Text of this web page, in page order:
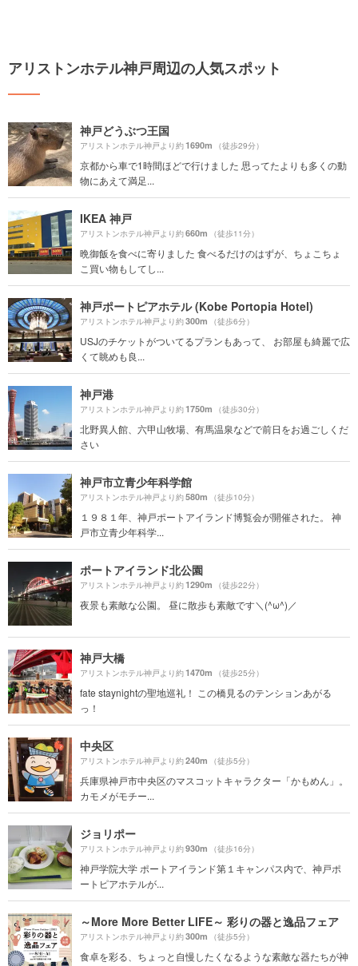
アリストンホテル神戸周辺の人気スポット
神戸どうぶつ王国
アリストンホテル神戸より約1690m （徒歩29分）
京都から車で1時間ほどで行けました 思ってたよりも多くの動
物にあえて満足...
IKEA 神戸
アリストンホテル神戸より約660m （徒歩11分）
晩御飯を食べに寄りました 食べるだけのはずが、ちょこちょ
こ買い物もしてし...
神戸ポートピアホテル (Kobe Portopia Hotel)
アリストンホテル神戸より約300m （徒歩6分）
USJのチケットがついてるプランもあって、 お部屋も綺麗で広
くて眺めも良...
神戸港
アリストンホテル神戸より約1750m （徒歩30分）
北野異人館、六甲山牧場、有馬温泉などで前日をお過ごしくだ
さい
神戸市立青少年科学館
アリストンホテル神戸より約580m （徒歩10分）
１９８１年、神戸ポートアイランド博覧会が開催された。 神
戸市立青少年科学...
ポートアイランド北公園
アリストンホテル神戸より約1290m （徒歩22分）
夜景も素敵な公園。 昼に散歩も素敵です＼(^ω^)／
神戸大橋
アリストンホテル神戸より約1470m （徒歩25分）
fate staynightの聖地巡礼！ この橋見るのテンションあがる
っ！
中央区
アリストンホテル神戸より約240m （徒歩5分）
兵庫県神戸市中央区のマスコットキャラクター「かもめん」。
カモメがモチー...
ジョリポー
アリストンホテル神戸より約930m （徒歩16分）
神戸学院大学 ポートアイランド第１キャンパス内で、神戸ポ
ートピアホテルが...
～More More Better LIFE～ 彩りの器と逸品フェア
アリストンホテル神戸より約300m （徒歩5分）
食卓を彩る、ちょっと自慢したくなるような素敵な器たちが神